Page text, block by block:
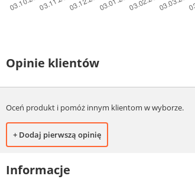
Opinie klientów
Oceń produkt i pomóż innym klientom w wyborze.
+ Dodaj pierwszą opinię
Informacje